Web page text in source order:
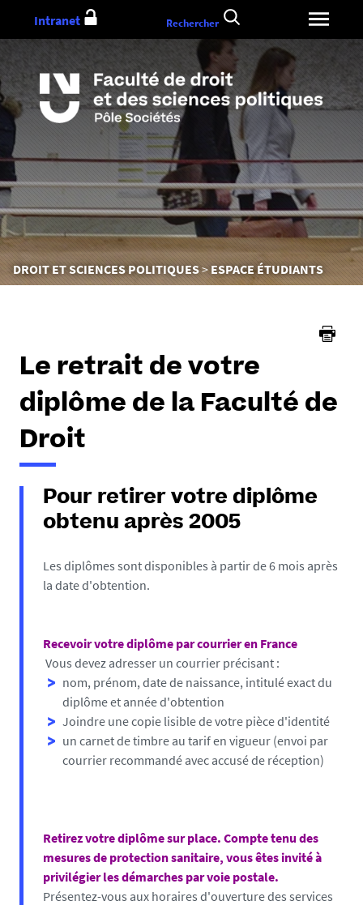
au
contenu
Vous
êtes
DROIT ET SCIENCES POLITIQUES ESPACE ÉTUDIANTS
Intranet Rechercher
Le retrait de votre
diplôme de la Faculté de
Droit
Pour retirer votre diplôme
obtenu après 2005
Les diplômes sont disponibles à partir de 6 mois après
la date d'obtention.
Recevoir votre diplôme par courrier en France
Vous devez adresser un courrier précisant :
nom, prénom, date de naissance, intitulé exact du
diplôme et année d'obtention
Joindre une copie lisible de votre pièce d'identité
un carnet de timbre au tarif en vigueur (envoi par
courrier recommandé avec accusé de réception)
Retirez votre diplôme sur place. Compte tenu des
mesures de protection sanitaire, vous êtes invité à
privilégier les démarches par voie postale.
Présentez-vous aux horaires d'ouverture des services